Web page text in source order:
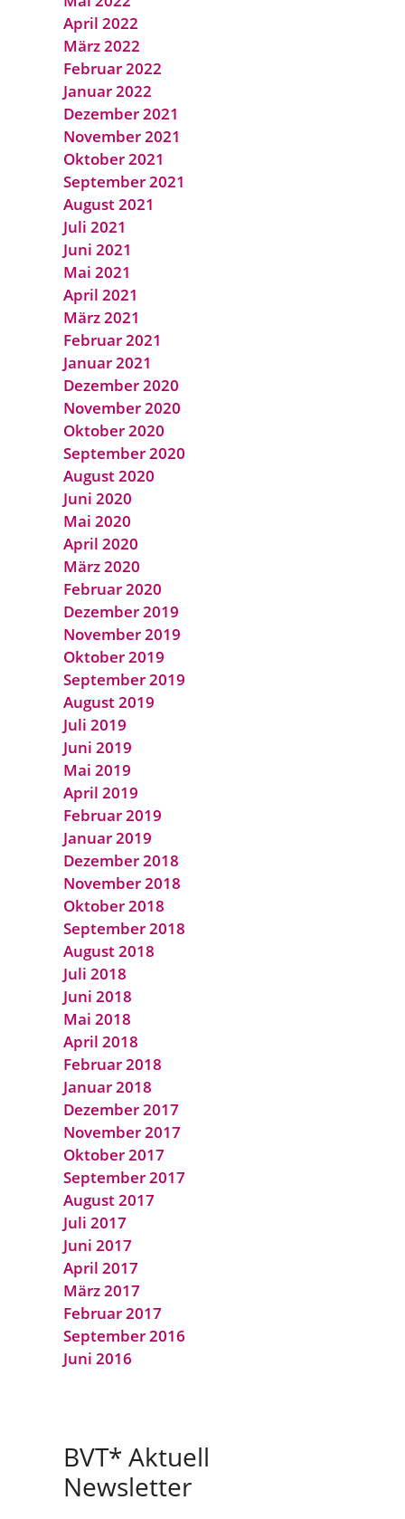
April 2022
März 2022
Februar 2022
Januar 2022
Dezember 2021
November 2021
Oktober 2021
September 2021
August 2021
Juli 2021
Juni 2021
Mai 2021
April 2021
März 2021
Februar 2021
Januar 2021
Dezember 2020
November 2020
Oktober 2020
September 2020
August 2020
Juni 2020
Mai 2020
April 2020
März 2020
Februar 2020
Dezember 2019
November 2019
Oktober 2019
September 2019
August 2019
Juli 2019
Juni 2019
Mai 2019
April 2019
Februar 2019
Januar 2019
Dezember 2018
November 2018
Oktober 2018
September 2018
August 2018
Juli 2018
Juni 2018
Mai 2018
April 2018
Februar 2018
Januar 2018
Dezember 2017
November 2017
Oktober 2017
September 2017
August 2017
Juli 2017
Juni 2017
April 2017
März 2017
Februar 2017
September 2016
Juni 2016
BVT* Aktuell
Newsletter